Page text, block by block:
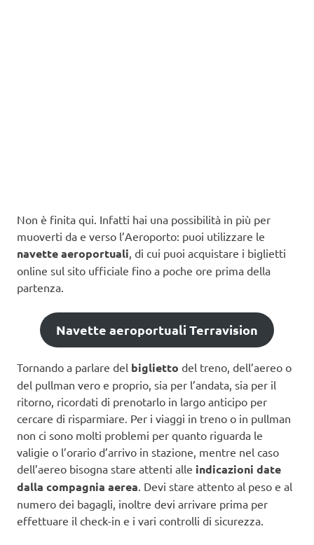
Non è finita qui. Infatti hai una possibilità in più per
muoverti da e verso l’Aeroporto: puoi utilizzare le
navette aeroportuali, di cui puoi acquistare i biglietti
online sul sito ufficiale fino a poche ore prima della
partenza.
Navette aeroportuali Terravision
Tornando a parlare del biglietto del treno, dell’aereo o
del pullman vero e proprio, sia per l’andata, sia per il
ritorno, ricordati di prenotarlo in largo anticipo per
cercare di risparmiare. Per i viaggi in treno o in pullman
non ci sono molti problemi per quanto riguarda le
valigie o l’orario d’arrivo in stazione, mentre nel caso
dell’aereo bisogna stare attenti alle indicazioni date
dalla compagnia aerea . Devi stare attento al peso e al
numero dei bagagli, inoltre devi arrivare prima per
effettuare il check-in e i vari controlli di sicurezza.